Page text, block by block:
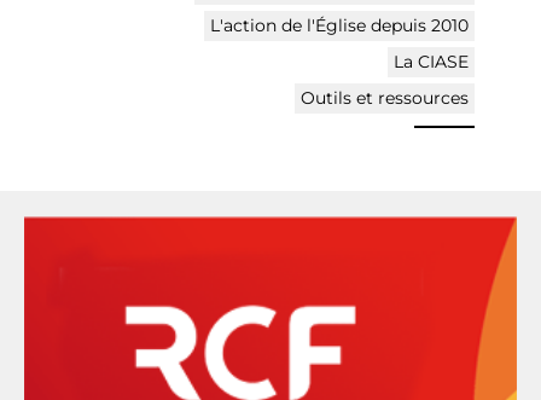
L'action de l'Église depuis 2010
La CIASE
Outils et ressources